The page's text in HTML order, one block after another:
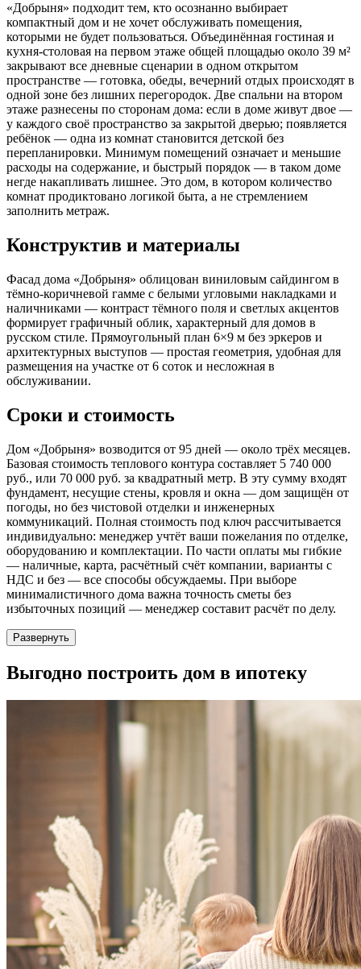
«Добрыня» подходит тем, кто осознанно выбирает
компактный дом и не хочет обслуживать помещения,
которыми не будет пользоваться. Объединённая гостиная и
кухня-столовая на первом этаже общей площадью около 39 м²
закрывают все дневные сценарии в одном открытом
пространстве — готовка, обеды, вечерний отдых происходят в
одной зоне без лишних перегородок. Две спальни на втором
этаже разнесены по сторонам дома: если в доме живут двое —
у каждого своё пространство за закрытой дверью; появляется
ребёнок — одна из комнат становится детской без
перепланировки. Минимум помещений означает и меньшие
расходы на содержание, и быстрый порядок — в таком доме
негде накапливать лишнее. Это дом, в котором количество
комнат продиктовано логикой быта, а не стремлением
заполнить метраж.
Конструктив и материалы
Фасад дома «Добрыня» облицован виниловым сайдингом в
тёмно-коричневой гамме с белыми угловыми накладками и
наличниками — контраст тёмного поля и светлых акцентов
формирует графичный облик, характерный для домов в
русском стиле. Прямоугольный план 6×9 м без эркеров и
архитектурных выступов — простая геометрия, удобная для
размещения на участке от 6 соток и несложная в
обслуживании.
Сроки и стоимость
Дом «Добрыня» возводится от 95 дней — около трёх месяцев.
Базовая стоимость теплового контура составляет 5 740 000
руб., или 70 000 руб. за квадратный метр. В эту сумму входят
фундамент, несущие стены, кровля и окна — дом защищён от
погоды, но без чистовой отделки и инженерных
коммуникаций. Полная стоимость под ключ рассчитывается
индивидуально: менеджер учтёт ваши пожелания по отделке,
оборудованию и комплектации. По части оплаты мы гибкие
— наличные, карта, расчётный счёт компании, варианты с
НДС и без — все способы обсуждаемы. При выборе
минималистичного дома важна точность сметы без
избыточных позиций — менеджер составит расчёт по делу.
Развернуть
Выгодно построить дом в ипотеку